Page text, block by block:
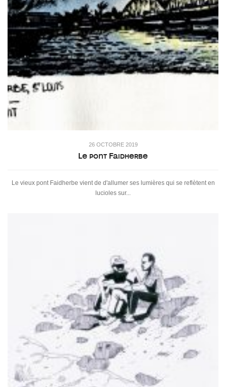
26 OCTOBRE 2019
Le pont Faidherbe
Le vieux pont Faidherbe vient de d'allumer ses lumières qui se reflètent en
lucioles sur...